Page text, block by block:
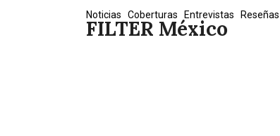
FILTER México
Noticias Coberturas Entrevistas Reseñas